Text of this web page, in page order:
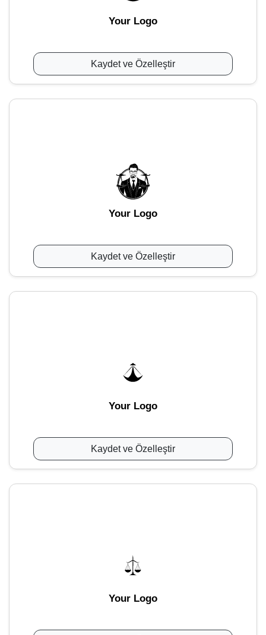
Your Logo
Kaydet ve Özelleştir
Your Logo
Kaydet ve Özelleştir
Your Logo
Kaydet ve Özelleştir
Your Logo